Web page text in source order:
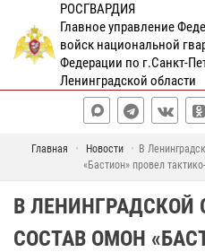
РОСГВАРДИЯ
Главное управление
войск национальной
Федерации по г.Санкт-
Ленинградской области
Главная Новости
В
«Бастион» провел
В
СОСТАВ ОМОН